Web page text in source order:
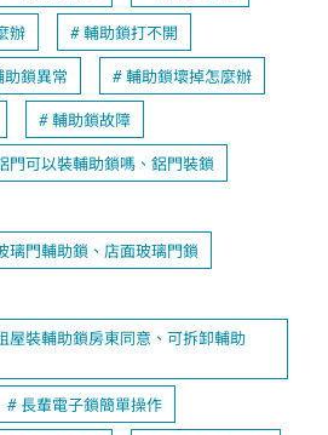
辦 輔助鎖打不開
助鎖異常 輔助鎖壞掉怎麼辦
輔助鎖故障
門可以裝輔助鎖嗎、鋁門裝鎖
璃門輔助鎖、店面玻璃門鎖
屋裝輔助鎖房東同意、可拆卸輔助
長輩電子鎖簡單操作